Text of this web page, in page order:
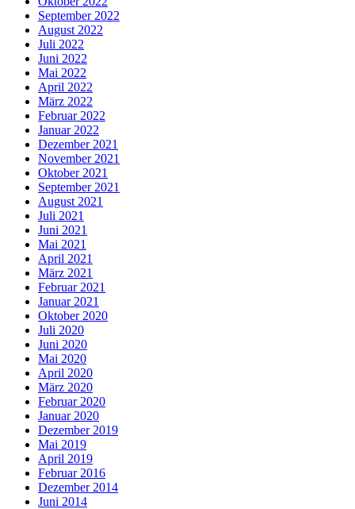
September 2022
August 2022
Juli 2022
Juni 2022
Mai 2022
April 2022
März 2022
Februar 2022
Januar 2022
Dezember 2021
November 2021
Oktober 2021
September 2021
August 2021
Juli 2021
Juni 2021
Mai 2021
April 2021
März 2021
Februar 2021
Januar 2021
Oktober 2020
Juli 2020
Juni 2020
Mai 2020
April 2020
März 2020
Februar 2020
Januar 2020
Dezember 2019
Mai 2019
April 2019
Februar 2016
Dezember 2014
Juni 2014